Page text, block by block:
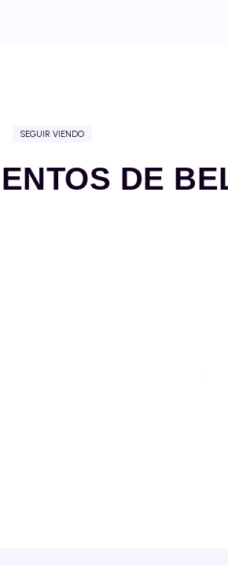
SEGUIR VIENDO
DE